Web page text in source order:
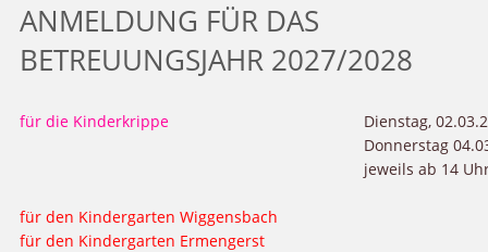
ANMELDUNG FÜR DAS
BETREUUNGSJAHR 2027/2028
für die Kinderkrippe
Dienstag,
Donnerstag
jeweils ab 14
für den Kindergarten Wiggensbach
für den Kindergarten Ermengerst